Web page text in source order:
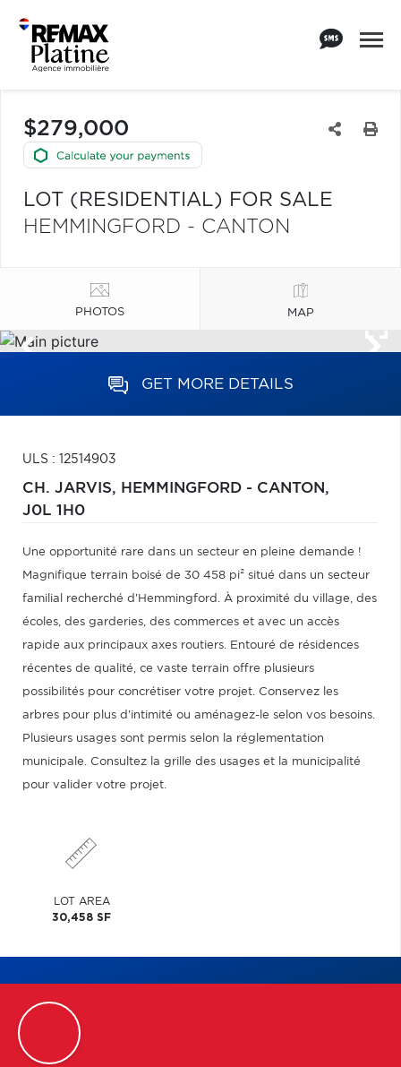
$279,000
LOT (RESIDENTIAL) FOR SALE
HEMMINGFORD - CANTON
PHOTOS MAP
GET MORE DETAILS
ULS : 12514903
CH. JARVIS, HEMMINGFORD - CANTON,
J0L 1H0
Une opportunité rare dans un secteur en pleine demande !
Magnifique terrain boisé de 30 458 pi² situé dans un secteur
familial recherché d'Hemmingford. À proximité du village, des
écoles, des garderies, des commerces et avec un accès
rapide aux principaux axes routiers. Entouré de résidences
récentes de qualité, ce vaste terrain offre plusieurs
possibilités pour concrétiser votre projet. Conservez les
arbres pour plus d'intimité ou aménagez-le selon vos besoins.
Plusieurs usages sont permis selon la réglementation
municipale. Consultez la grille des usages et la municipalité
pour valider votre projet.
LOT AREA
30,458 SF